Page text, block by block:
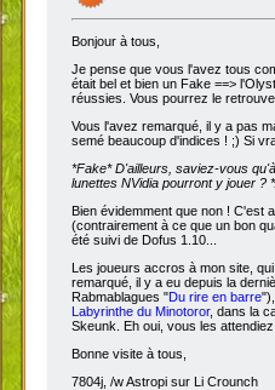
Bonjour à tous,
Je pense que vous l'avez tous
était bel et bien un Fake ==>
réussies. Vous pourrez le
Vous l'avez remarqué, il y a pas
semé beaucoup d'indices ! ;) Si
*Fake*D'ailleurs, saviez-vous
lunettes NVidia pourront y jouer ?
Bien évidemment que non ! C'est
(contrairement à ce que un bon
été suivi de Dofus 1.10...
Les joueurs accros à mon site,
remarqué, il y a eu depuis la
Rabmablagues "Du rire en barre
Labyrinthe du Minotoror, dans la
Skeunk. Eh oui, vous les
Bonne visite à tous,
7804j, /w Astropi sur Li Crounch